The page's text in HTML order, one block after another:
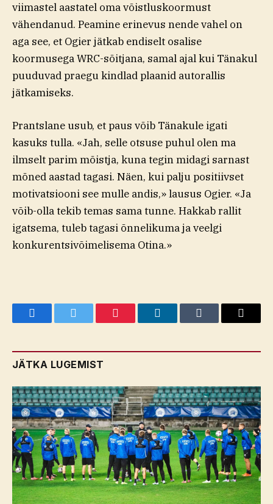
viimastel aastatel oma võistluskoormust
vähendanud. Peamine erinevus nende vahel on
aga see, et Ogier jätkab endiselt osalise
koormusega WRC-sõitjana, samal ajal kui Tänakul
puuduvad praegu kindlad plaanid autorallis
jätkamiseks.
Prantslane usub, et paus võib Tänakule igati
kasuks tulla. «Jah, selle otsuse puhul olen ma
ilmselt parim mõistja, kuna tegin midagi sarnast
mõned aastad tagasi. Näen, kui palju positiivset
motivatsiooni see mulle andis,» lausus Ogier. «Ja
võib-olla tekib temas sama tunne. Hakkab rallit
igatsema, tuleb tagasi õnnelikuma ja veelgi
konkurentsivõimelisema Otina.»
FacebookTwitter Pinterest LinkedInTumblr Email
JÄTKA LUGEMIST